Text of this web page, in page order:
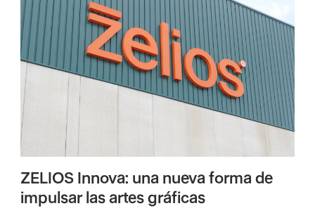
ZELIOS Innova: una nueva forma de
impulsar las artes gráficas